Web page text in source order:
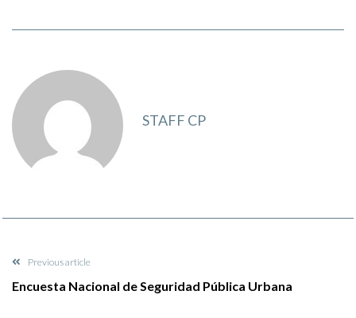
STAFF CP
Previous article
Encuesta Nacional de Seguridad Pública Urbana